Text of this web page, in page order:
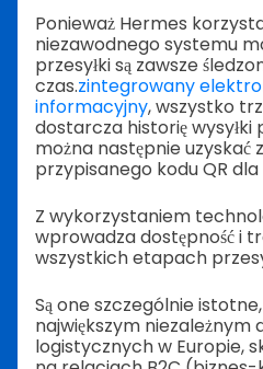
Ponieważ Hermes
niezawodnego systemu
przesyłki są zawsze
czas.zintegrowany
informacyjny, wszystko
dostarcza historię wysyłki
można następnie uzyskać
przypisanego kodu QR
Z wykorzystaniem
wprowadza dostępność i
wszystkich etapach
Są one szczególnie
największym niezależnym
logistycznych w Europie,